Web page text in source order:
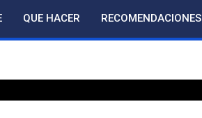
QUE HACER RECOMENDACIONES